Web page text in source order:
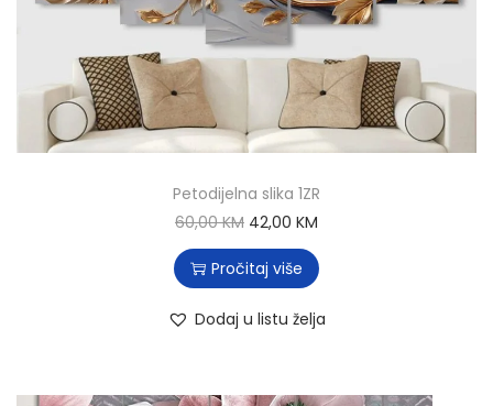
Petodijelna slika 1ZR
60,00KM 42,00 KM
Pročitaj više
Dodaj u listu želja